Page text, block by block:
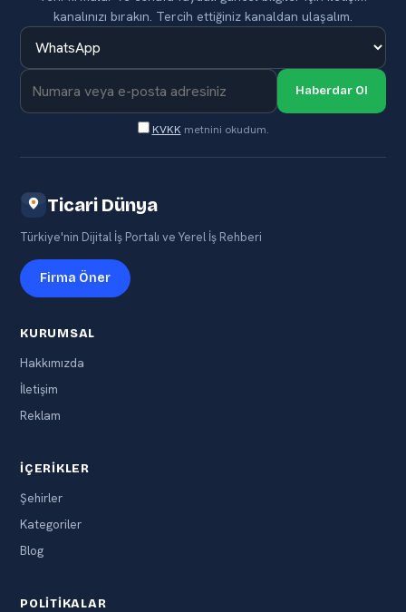
kanalınızı bırakın. Tercih ettiğiniz kanaldan ulaşalım.
Haberdar Ol
KVKK metnini okudum.
Ticari Dünya
Türkiye'nin Dijital İş Portalı ve Yerel İş Rehberi
Firma Öner
KURUMSAL
Hakkımızda
İletişim
Reklam
İÇERIKLER
Şehirler
Kategoriler
Blog
POLITIKALAR